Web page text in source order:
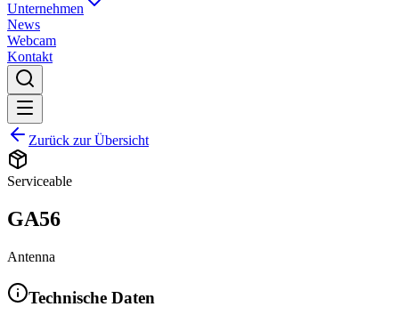
Unternehmen
News
Webcam
Kontakt
Zurück zur Übersicht
Serviceable
GA56
Antenna
Technische Daten